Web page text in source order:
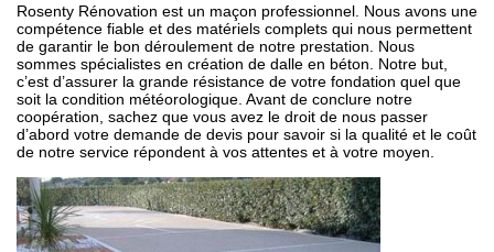
Rosenty Rénovation est un maçon professionnel. Nous avons une
compétence fiable et des matériels complets qui nous permettent
de garantir le bon déroulement de notre prestation. Nous
sommes spécialistes en création de dalle en béton. Notre but,
c’est d’assurer la grande résistance de votre fondation quel que
soit la condition météorologique. Avant de conclure notre
coopération, sachez que vous avez le droit de nous passer
d’abord votre demande de devis pour savoir si la qualité et le coût
de notre service répondent à vos attentes et à votre moyen.